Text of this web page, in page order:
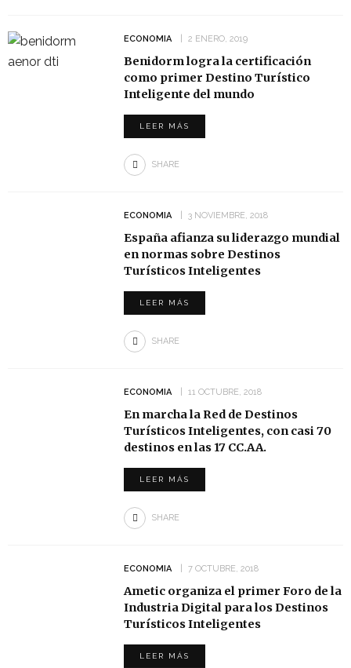
ECONOMIA 2 ENERO, 2019
Benidorm logra la certificación
como primer Destino Turístico
Inteligente del mundo
LEER MÁS
SHARE
ECONOMIA 3 NOVIEMBRE, 2018
España afianza su liderazgo mundial
en normas sobre Destinos
Turísticos Inteligentes
LEER MÁS
SHARE
ECONOMIA 11 OCTUBRE, 2018
En marcha la Red de Destinos
Turísticos Inteligentes, con casi 70
destinos en las 17 CC.AA.
LEER MÁS
SHARE
ECONOMIA 7 OCTUBRE, 2018
Ametic organiza el primer Foro de la
Industria Digital para los Destinos
Turísticos Inteligentes
LEER MÁS